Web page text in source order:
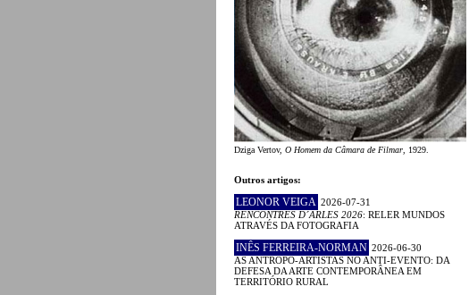
Dziga Vertov, O Homem da Câmara de Filmar , 1929.
Outros artigos:
LEONOR VEIGA 2026-07-31
RENCONTRES D´ARLES 2026: RELER MUNDOS
ATRAVÉS DA FOTOGRAFIA
INÊS FERREIRA-NORMAN 2026-06-30
AS ANTROPO-ARTISTAS NO ANTI-EVENTO: DA
DEFESA DA ARTE CONTEMPORÂNEA EM
TERRITÓRIO RURAL